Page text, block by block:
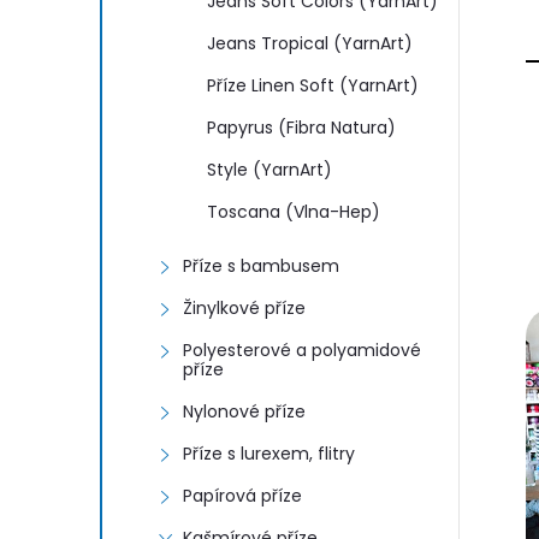
Jeans Tropical (YarnArt)
Příze Linen Soft (YarnArt)
Papyrus (Fibra Natura)
Style (YarnArt)
Toscana (Vlna-Hep)
Příze s bambusem
Žinylkové příze
Polyesterové a polyamidové
příze
Nylonové příze
Příze s lurexem, flitry
Papírová příze